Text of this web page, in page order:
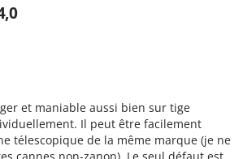
et maniable aussi bien sur tige
Il peut être facilement
télescopique de la même marque (je ne
cannes non-zanon). Le seul défaut est